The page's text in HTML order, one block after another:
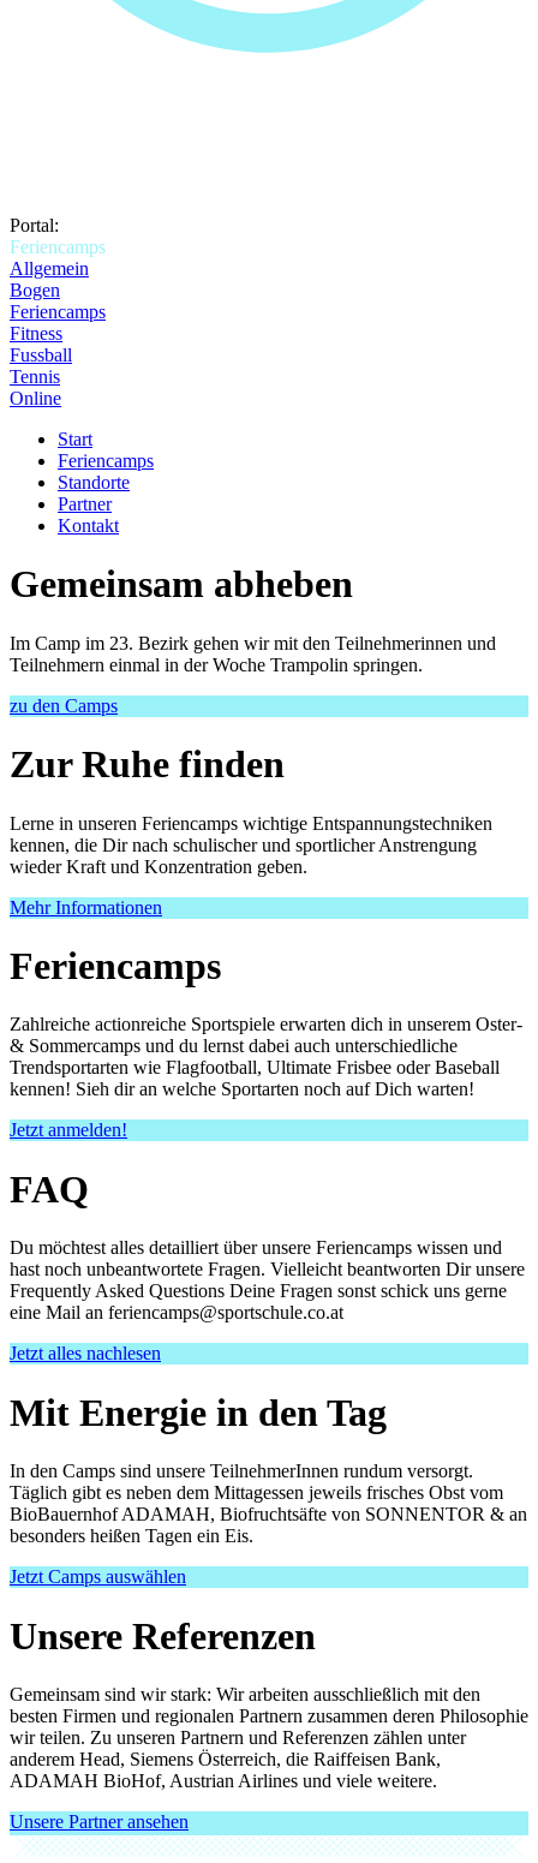
Portal:
Feriencamps
Allgemein
Bogen
Feriencamps
Fitness
Fussball
Tennis
Online
Start
Feriencamps
Standorte
Partner
Kontakt
Gemeinsam abheben
Im Camp im 23. Bezirk gehen wir mit den Teilnehmerinnen und
Teilnehmern einmal in der Woche Trampolin springen.
zu den Camps
Zur Ruhe finden
Lerne in unseren Feriencamps wichtige Entspannungstechniken
kennen, die Dir nach schulischer und sportlicher Anstrengung
wieder Kraft und Konzentration geben.
Mehr Informationen
Feriencamps
Zahlreiche actionreiche Sportspiele erwarten dich in unserem Oster-
& Sommercamps und du lernst dabei auch unterschiedliche
Trendsportarten wie Flagfootball, Ultimate Frisbee oder Baseball
kennen! Sieh dir an welche Sportarten noch auf Dich warten!
Jetzt anmelden!
FAQ
Du möchtest alles detailliert über unsere Feriencamps wissen und
hast noch unbeantwortete Fragen. Vielleicht beantworten Dir unsere
Frequently Asked Questions Deine Fragen sonst schick uns gerne
eine Mail an feriencamps@sportschule.co.at
Jetzt alles nachlesen
Mit Energie in den Tag
In den Camps sind unsere TeilnehmerInnen rundum versorgt.
Täglich gibt es neben dem Mittagessen jeweils frisches Obst vom
BioBauernhof ADAMAH, Biofruchtsäfte von SONNENTOR & an
besonders heißen Tagen ein Eis.
Jetzt Camps auswählen
Unsere Referenzen
Gemeinsam sind wir stark: Wir arbeiten ausschließlich mit den
besten Firmen und regionalen Partnern zusammen deren Philosophie
wir teilen. Zu unseren Partnern und Referenzen zählen unter
anderem Head, Siemens Österreich, die Raiffeisen Bank,
ADAMAH BioHof, Austrian Airlines und viele weitere.
Unsere Partner ansehen